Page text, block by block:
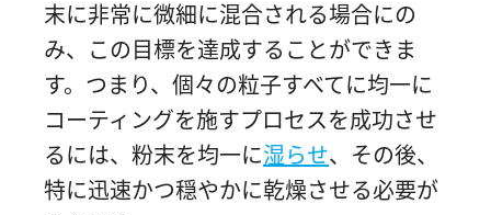
末に非常に微細に混合される場合にの
み、この目標を達成することができま
す。つまり、個々の粒子すべてに均一に
コーティングを施すプロセスを成功させ
るには、粉末を均一に湿らせ、その後、
特に迅速かつ穏やかに乾燥させる必要が